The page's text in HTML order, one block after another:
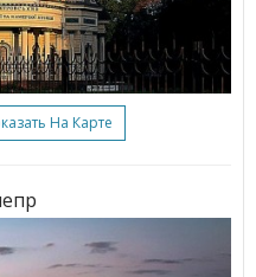
На Карте